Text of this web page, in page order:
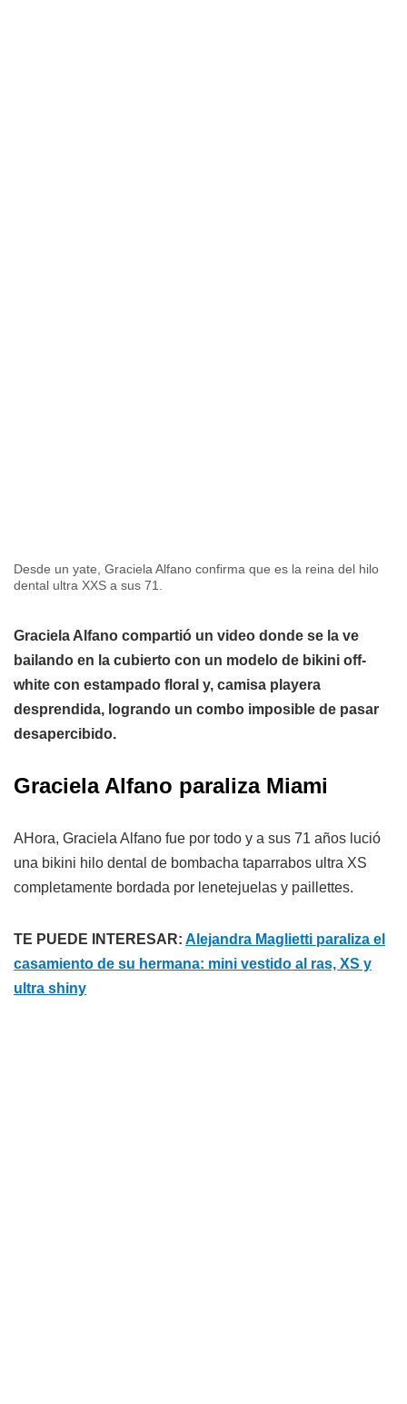
Desde un yate, Graciela Alfano confirma que es la reina del hilo
dental ultra XXS a sus 71.
Graciela Alfano compartió un video donde se la ve
bailando en la cubierto con un modelo de bikini off-
white con estampado floral y, camisa playera
desprendida, logrando un combo imposible de pasar
desapercibido.
Graciela Alfano paraliza Miami
AHora, Graciela Alfano fue por todo y a sus 71 años lució
una bikini hilo dental de bombacha taparrabos ultra XS
completamente bordada por lenetejuelas y paillettes.
TE PUEDE INTERESAR: Alejandra Maglietti paraliza el
casamiento de su hermana: mini vestido al ras, XS y
ultra shiny